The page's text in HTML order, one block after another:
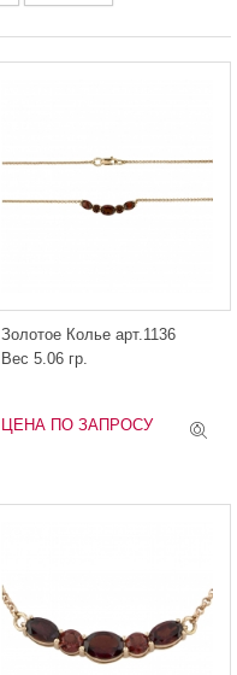
Золотое Колье арт.1136
Вес 5.06 гр.
ЦЕНА ПО ЗАПРОСУ